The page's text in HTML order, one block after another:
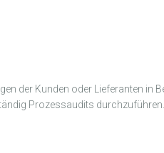
der Kunden oder Lieferanten in
Prozessaudits durchzuführen.